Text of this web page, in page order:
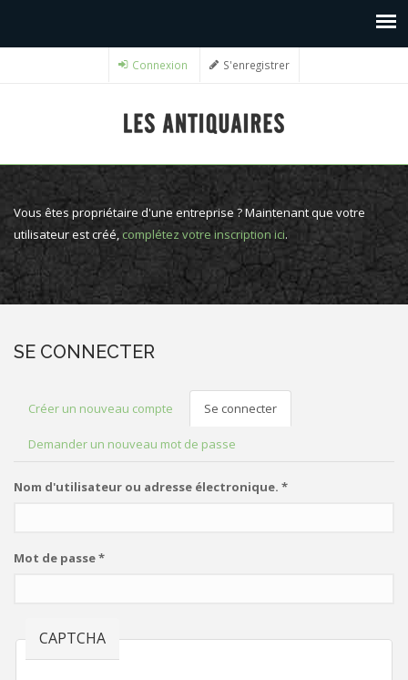
Connexion S'enregistrer
Vous êtes propriétaire d'une entreprise ? Maintenant que votre
utilisateur est créé, complétez votre inscription ici.
SE CONNECTER
ONGLETS PRINCIPAUX
Créer un nouveau compte Se connecter
Demander un nouveau mot de passe
Nom d'utilisateur ou adresse électronique. *
Mot de passe*
CAPTCHA